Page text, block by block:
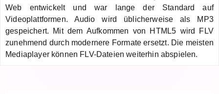
Web entwickelt und war lange der Standard auf
Videoplattformen. Audio wird üblicherweise als MP3
gespeichert. Mit dem Aufkommen von HTML5 wird FLV
zunehmend durch modernere Formate ersetzt. Die meisten
Mediaplayer können FLV-Dateien weiterhin abspielen.